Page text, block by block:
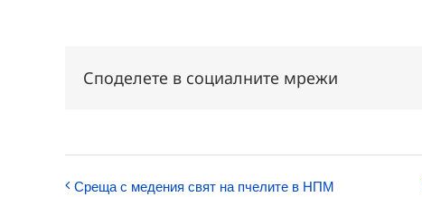
Споделете в социалните мрежи
Среща с медения свят на пчелите в НПМ